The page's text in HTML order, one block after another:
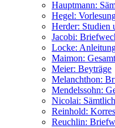
Hauptmann:
Hegel:
Herder: Studien
Jacobi:
Locke:
Maimon:
Meier: Beyträge
Melanchthon:
Mendelssohn:
Nicolai:
Reinhold:
Reuchlin: